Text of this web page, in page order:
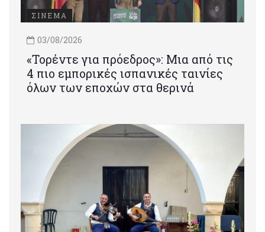
ΣΙΝΕΜΑ
03/08/2026
«Τορέντε για πρόεδρος»: Mια από τις
4 πιο εμπορικές ισπανικές ταινίες
όλων των εποχών στα θερινά